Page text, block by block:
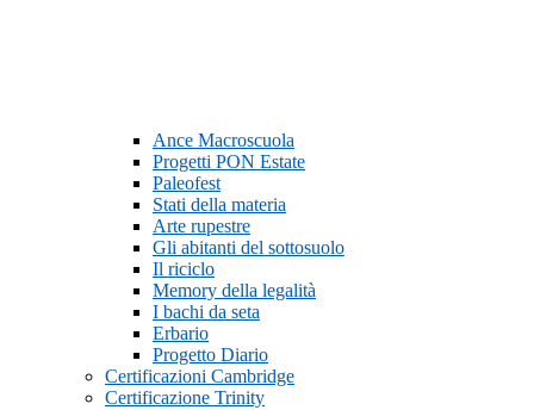
Ance Macroscuola
Progetti PON Estate
Paleofest
Stati della materia
Arte rupestre
Gli abitanti del sottosuolo
Il riciclo
Memory della legalità
I bachi da seta
Erbario
Progetto Diario
Certificazioni Cambridge
Certificazione Trinity